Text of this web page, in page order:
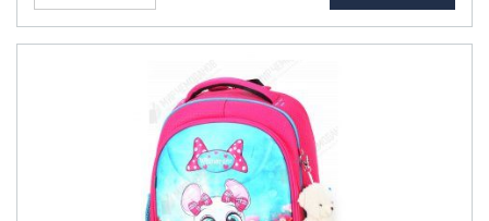
ЧЕХЛЫ ДЛЯ ЧЕМОДАНОВ
Мешки для обуви
Пеналы для школы
375 420 465 510